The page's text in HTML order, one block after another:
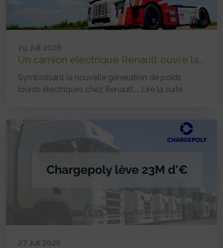
29 Juil 2026
Un camion électrique Renault ouvre la...
Symbolisant la nouvelle génération de poids
lourds électriques chez Renault,... Lire la suite
27 Juil 2026